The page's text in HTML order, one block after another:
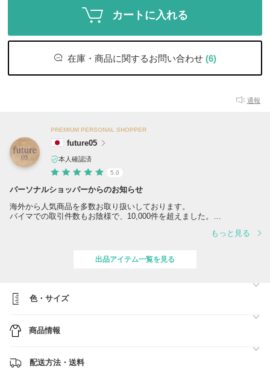
カートに入れる
在庫・商品に関するお問い合わせ (6)
通報
PREMIUM PERSONAL SHOPPER
future05
本人確認済
5.0
パーソナルショッパーからのお知らせ
海外から人気商品を多数お取り扱いしております。
バイマでの取引件数もお陰様で、10,000件を超えました。
もっと見る
出品アイテム一覧を見る
色・サイズ
商品情報
配送方法・送料